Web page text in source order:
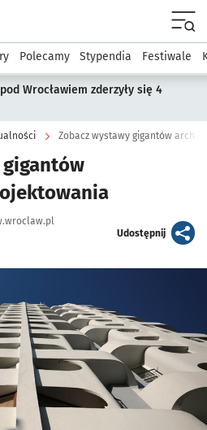
podserwis: Kultura
Polecamy Stypendia Festiwale
Wrocławiem zderzyły się 4
Zobacz wystawy gigantów
Udostępnijartykuł